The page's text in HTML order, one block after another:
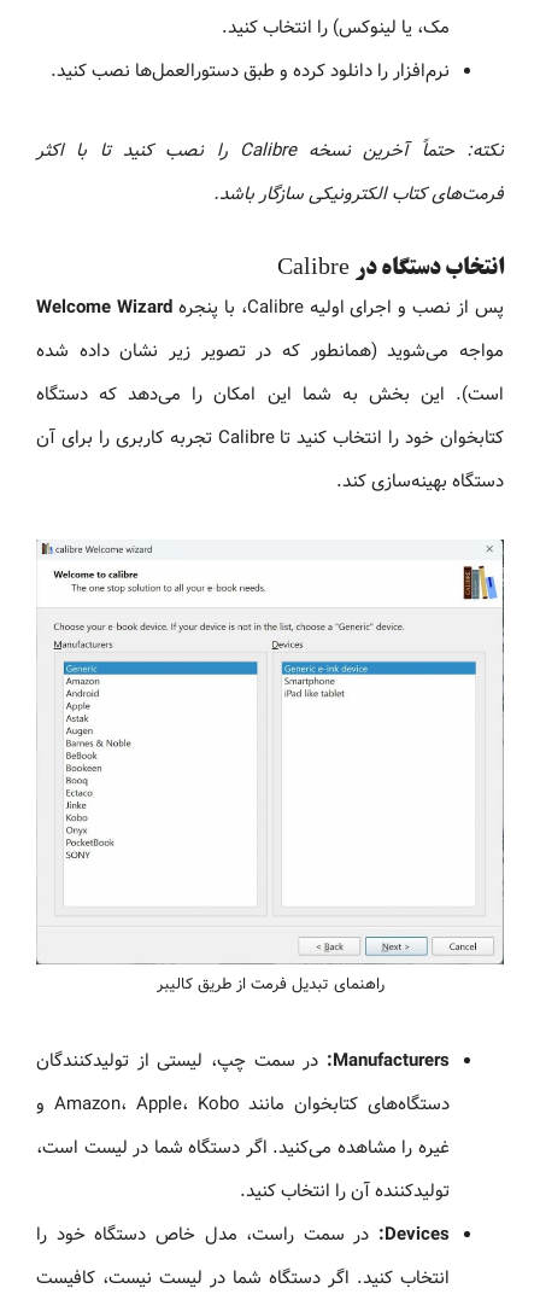
مک، یا لینوکس) را انتخاب کنید.
نرم‌افزار را دانلود کرده و طبق دستورالعمل‌ها نصب کنید.
نکته: حتماً آخرین نسخه Calibre را نصب کنید تا با اکثر
فرمت‌های کتاب الکترونیکی سازگار باشد.
انتخاب دستگاه در Calibre
پس از نصب و اجرای اولیه Calibre، با پنجره
Welcome Wizard
مواجه می‌شوید (همانطور که در تصویر زیر نشان داده شده
است). این بخش به شما این امکان را می‌دهد که دستگاه
کتابخوان خود را انتخاب کنید تا Calibre تجربه کاربری را برای آن
دستگاه بهینه‌سازی کند.
راهنمای تبدیل فرمت از طریق کالیبر
Manufacturers: در سمت چپ، لیستی از تولیدکنندگان
دستگاه‌های کتابخوان مانند Amazon، Apple، Kobo و
غیره را مشاهده می‌کنید. اگر دستگاه شما در لیست است،
تولیدکننده آن را انتخاب کنید.
Devices: در سمت راست، مدل خاص دستگاه خود را
انتخاب کنید. اگر دستگاه شما در لیست نیست، کافیست